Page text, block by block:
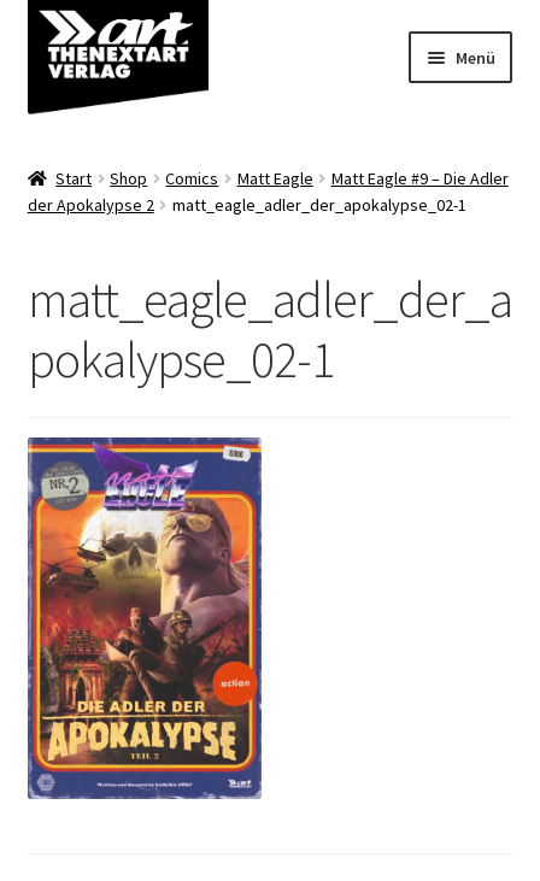
Zur
Navigation
springen
Zum
Inhalt
springen
Menü
Shop
Start Shop Comics Matt Eagle
Matt Eagle #9 – Die Adler
der Apokalypse 2
matt_eagle_adler_der_apokalypse_02-1
matt_eagle_adler_der_a
pokalypse_02-1